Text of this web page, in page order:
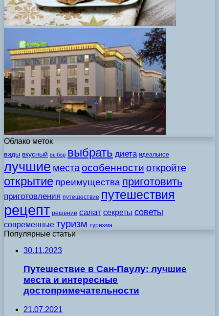
Облако меток
виды вкусный выбор выбрать диета идеальное
лучшие места особенности откройте
открытие преимущества приготовить
приготовления путешествие путешествия
рецепт решение салат секреты советы
современные туризм туризма
Популярные статьи
30.11.2023
Путешествие в Сан-Паулу: лучшие
места и интересные
достопримечательности
21.07.2021